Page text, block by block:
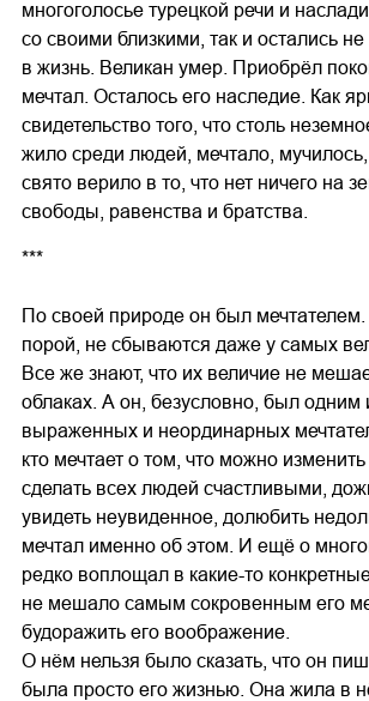
многоголосье турецкой речи и
со своими близкими, так и остались
в жизнь. Великан умер. Приобрёл
мечтал. Осталось его наследие. Как
свидетельство того, что столь
жило среди людей, мечтало,
свято верило в то, что нет ничего на
свободы, равенства и братства.
***
По своей природе он был мечтателем.
порой, не сбываются даже у самых
Все же знают, что их величие не
облаках. А он, безусловно, был одним
выраженных и неординарных
кто мечтает о том, что можно изменить
сделать всех людей счастливыми,
увидеть неувиденное, долюбить
мечтал именно об этом. И ещё о
редко воплощал в какие-то
не мешало самым сокровенным его
будоражить его воображение.
О нём нельзя было сказать, что он
была просто его жизнью. Она жила в